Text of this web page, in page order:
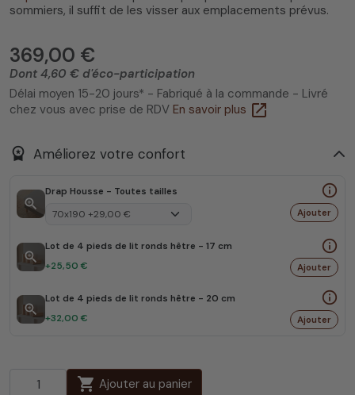
sommiers, il suffit de les visser aux emplacements prévus.
369,00 €
Dont 4,60 € d'éco-participation
Délai moyen 15-20 jours* - Fabriqué à la commande - Livré
chez vous avec prise de RDV En savoir plus open_in_new
workspace_premium Améliorez votre confort
zoom_in
Drap Housse - Toutes tailles info_outline
Ajouter
zoom_in
Lot de 4 pieds de lit ronds hêtre - 17 cm info_outline
+25,50 € Ajouter
zoom_in
Lot de 4 pieds de lit ronds hêtre - 20 cm info_outline
+32,00 € Ajouter
shopping_cart Ajouter au panier